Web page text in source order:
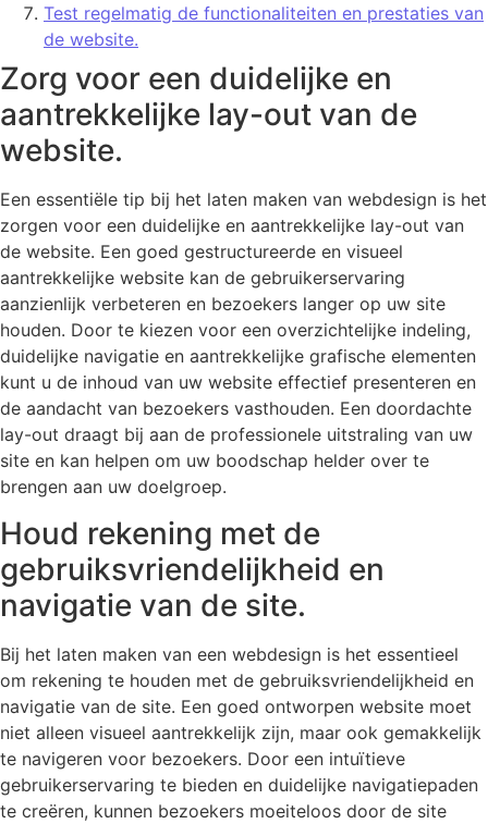
Test regelmatig de functionaliteiten en prestaties van
de website.
Zorg voor een duidelijke en
aantrekkelijke lay-out van de
website.
Een essentiële tip bij het laten maken van webdesign is het
zorgen voor een duidelijke en aantrekkelijke lay-out van
de website. Een goed gestructureerde en visueel
aantrekkelijke website kan de gebruikerservaring
aanzienlijk verbeteren en bezoekers langer op uw site
houden. Door te kiezen voor een overzichtelijke indeling,
duidelijke navigatie en aantrekkelijke grafische elementen
kunt u de inhoud van uw website effectief presenteren en
de aandacht van bezoekers vasthouden. Een doordachte
lay-out draagt bij aan de professionele uitstraling van uw
site en kan helpen om uw boodschap helder over te
brengen aan uw doelgroep.
Houd rekening met de
gebruiksvriendelijkheid en
navigatie van de site.
Bij het laten maken van een webdesign is het essentieel
om rekening te houden met de gebruiksvriendelijkheid en
navigatie van de site. Een goed ontworpen website moet
niet alleen visueel aantrekkelijk zijn, maar ook gemakkelijk
te navigeren voor bezoekers. Door een intuïtieve
gebruikerservaring te bieden en duidelijke navigatiepaden
te creëren, kunnen bezoekers moeiteloos door de site